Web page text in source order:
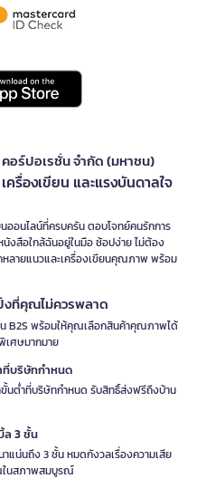
คอร์ปอเรชั่น จำกัด (มหาชน)
รื่องเขียน และแรงบันดาลใจ
ออนไลน์ที่ครบครัน ตอบโจทย์คนรักการ
งสือใกล้ฉันอยู่ในมือ ช้อปง่าย ไม่ต้อง
ลายแนวและเครื่องเขียนคุณภาพ พร้อม
งที่คุณไม่ควรพลาด
B2S พร้อมให้คุณเลือกสินค้าคุณภาพได้
เศษมากมาย
ที่บริษัทกำหนด
นต่ำที่บริษัทกำหนด รับสิทธิ์ส่งฟรีถึงบ้าน
ล 3 ชั้น
แน่นถึง 3 ชั้น หมดกังวลเรื่องความเสีย
ในสภาพสมบูรณ์